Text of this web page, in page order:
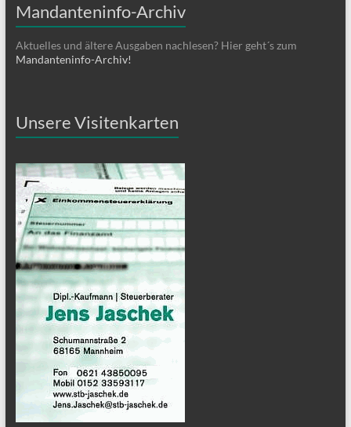
Mandanteninfo-Archiv
Aktuelles und ältere Ausgaben nachlesen? Hier geht´s zum
Mandanteninfo-Archiv!
Unsere Visitenkarten